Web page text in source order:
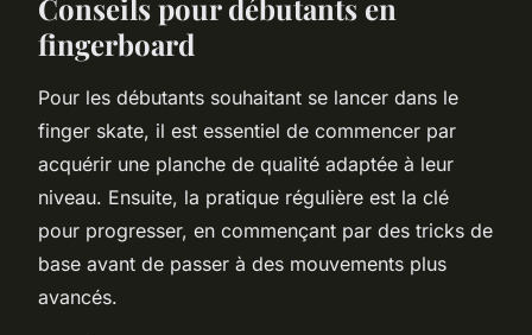
Conseils pour débutants en
fingerboard
Pour les débutants souhaitant se lancer dans le
finger skate, il est essentiel de commencer par
acquérir une planche de qualité adaptée à leur
niveau. Ensuite, la pratique régulière est la clé
pour progresser, en commençant par des tricks de
base avant de passer à des mouvements plus
avancés.